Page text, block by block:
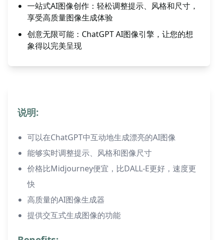
一站式AI图像创作：轻松调整提示、风格和尺寸，
享受高质量图像生成体验
创意无限可能：ChatGPT AI图像引擎，让您的想
象得以完美呈现
说明:
可以在ChatGPT中互动地生成漂亮的AI图像
能够实时调整提示、风格和图像尺寸
价格比Midjourney便宜，比DALL-E更好，速度更
快
高质量的AI图像生成器
提供交互式生成图像的功能